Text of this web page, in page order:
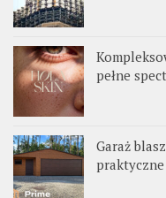
pełne
Garaż